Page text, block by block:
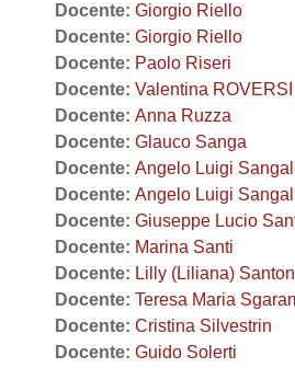
Docente: Giorgio Riello
Docente: Giorgio Riello
Docente: Paolo Riseri
Docente: Valentina ROVERSI
Docente: Anna Ruzza
Docente: Glauco Sanga
Docente: Angelo Luigi
Docente: Angelo Luigi
Docente: Giuseppe Lucio
Docente: Marina Santi
Docente: Lilly (Liliana) Santon
Docente: Teresa Maria
Docente: Cristina Silvestrin
Docente: Guido Solerti